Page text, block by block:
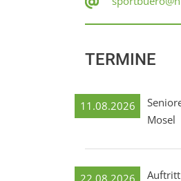
TERMINE
11.08.2026
Mosel
22.08.2026